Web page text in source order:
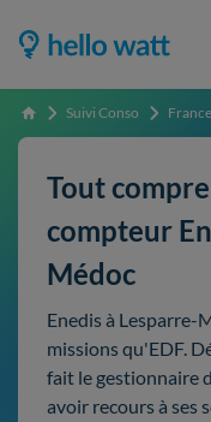
Accueil Suivi Conso France
Tout
compteur
Médoc
Enedis à Lesparre-
missions qu'EDF.
fait le gestionnaire
avoir recours à ses